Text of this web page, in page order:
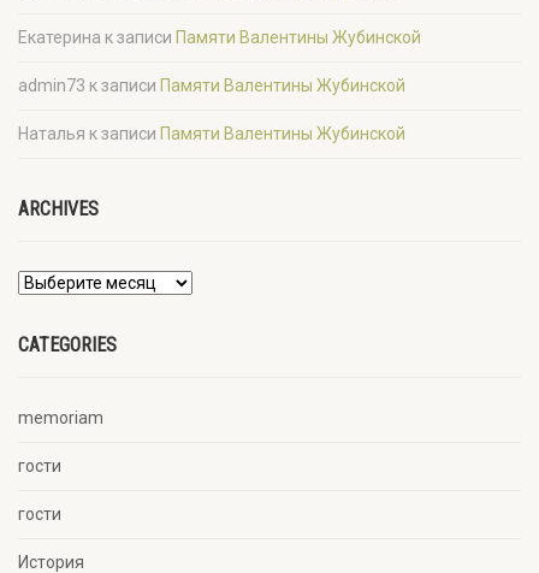
Екатерина к записи Памяти Валентины Жубинской
admin73 к записи Памяти Валентины Жубинской
Наталья к записи Памяти Валентины Жубинской
ARCHIVES
CATEGORIES
memoriam
гости
гости
История